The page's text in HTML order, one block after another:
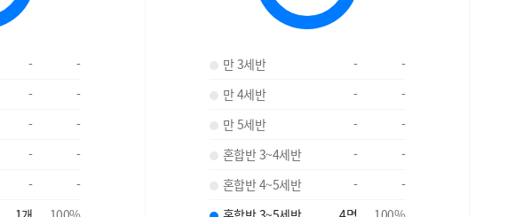
-
-
-
-
-
-
-
-
-
-
만 3세반 -
-
만 4세반
-
-
만 5세반
-
-
혼합반 3~4세반
-
-
혼합반 4~5세반
-
-